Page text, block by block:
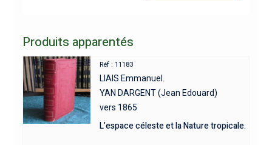
Produits apparentés
Réf : 11183
LIAIS Emmanuel.
YAN DARGENT (Jean Edouard)
vers 1865
L’espace céleste et la Nature tropicale.